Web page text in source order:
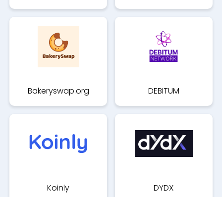
Bakeryswap.org DEBITUM
Koinly DYDX